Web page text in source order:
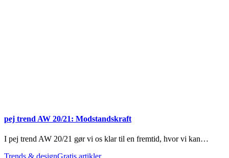
pej trend AW 20/21: Modstandskraft
I pej trend AW 20/21 gør vi os klar til en fremtid, hvor vi kan…
Trends & designGratis artikler